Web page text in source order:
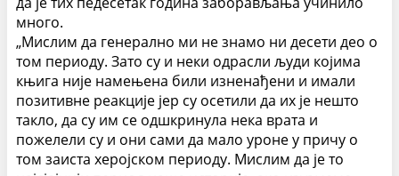
много.
„Мислим да генерално ми не знамо ни десети део о
том периоду. Зато су и неки одрасли људи којима
књига није намењена били изненађени и имали
позитивне реакције јер су осетили да их је нешто
такло, да су им се одшкринула нека врата и
пожелели су и они сами да мало уроне у причу о
том заиста херојском периоду. Мислим да је то